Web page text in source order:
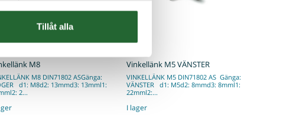
Tillåt alla
M8
M8 DIN71802 ASGänga:
d1: M8d2: 13mmd3: 13mml1:
2...
Vinkellänk M5 VÄNSTER
VINKELLÄNK M5 DIN71802 AS Gänga:
VÄNSTER d1: M5d2: 8mmd3: 8mml1:
22mml2:...
I lager